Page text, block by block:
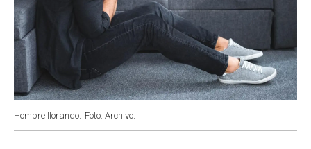
Hombre llorando. Foto: Archivo.